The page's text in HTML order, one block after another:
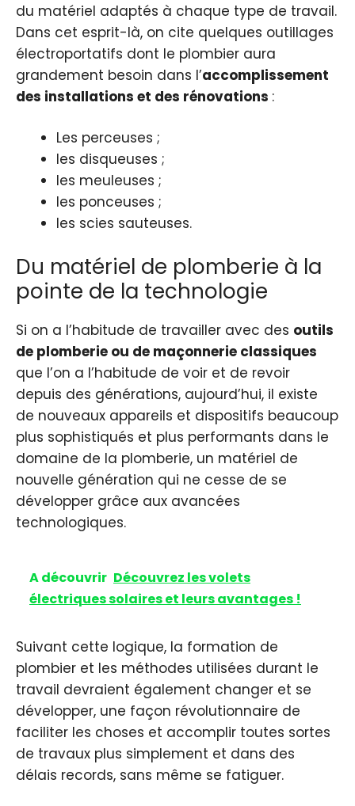
du matériel adaptés à chaque type de travail.
Dans cet esprit-là, on cite quelques outillages
électroportatifs dont le plombier aura
grandement besoin dans l’accomplissement
des installations et des rénovations :
Les perceuses ;
les disqueuses ;
les meuleuses ;
les ponceuses ;
les scies sauteuses.
Du matériel de plomberie à la
pointe de la technologie
Si on a l’habitude de travailler avec des outils
de plomberie ou de maçonnerie classiques
que l’on a l’habitude de voir et de revoir
depuis des générations, aujourd’hui, il existe
de nouveaux appareils et dispositifs beaucoup
plus sophistiqués et plus performants dans le
domaine de la plomberie, un matériel de
nouvelle génération qui ne cesse de se
développer grâce aux avancées
technologiques.
A découvrir Découvrez les volets
électriques solaires et leurs avantages !
Suivant cette logique, la formation de
plombier et les méthodes utilisées durant le
travail devraient également changer et se
développer, une façon révolutionnaire de
faciliter les choses et accomplir toutes sortes
de travaux plus simplement et dans des
délais records, sans même se fatiguer.